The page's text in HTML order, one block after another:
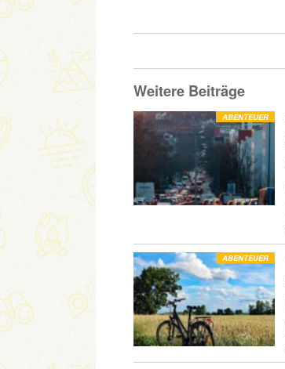
Weitere Beiträge
ABENTEUER
ABENTEUER